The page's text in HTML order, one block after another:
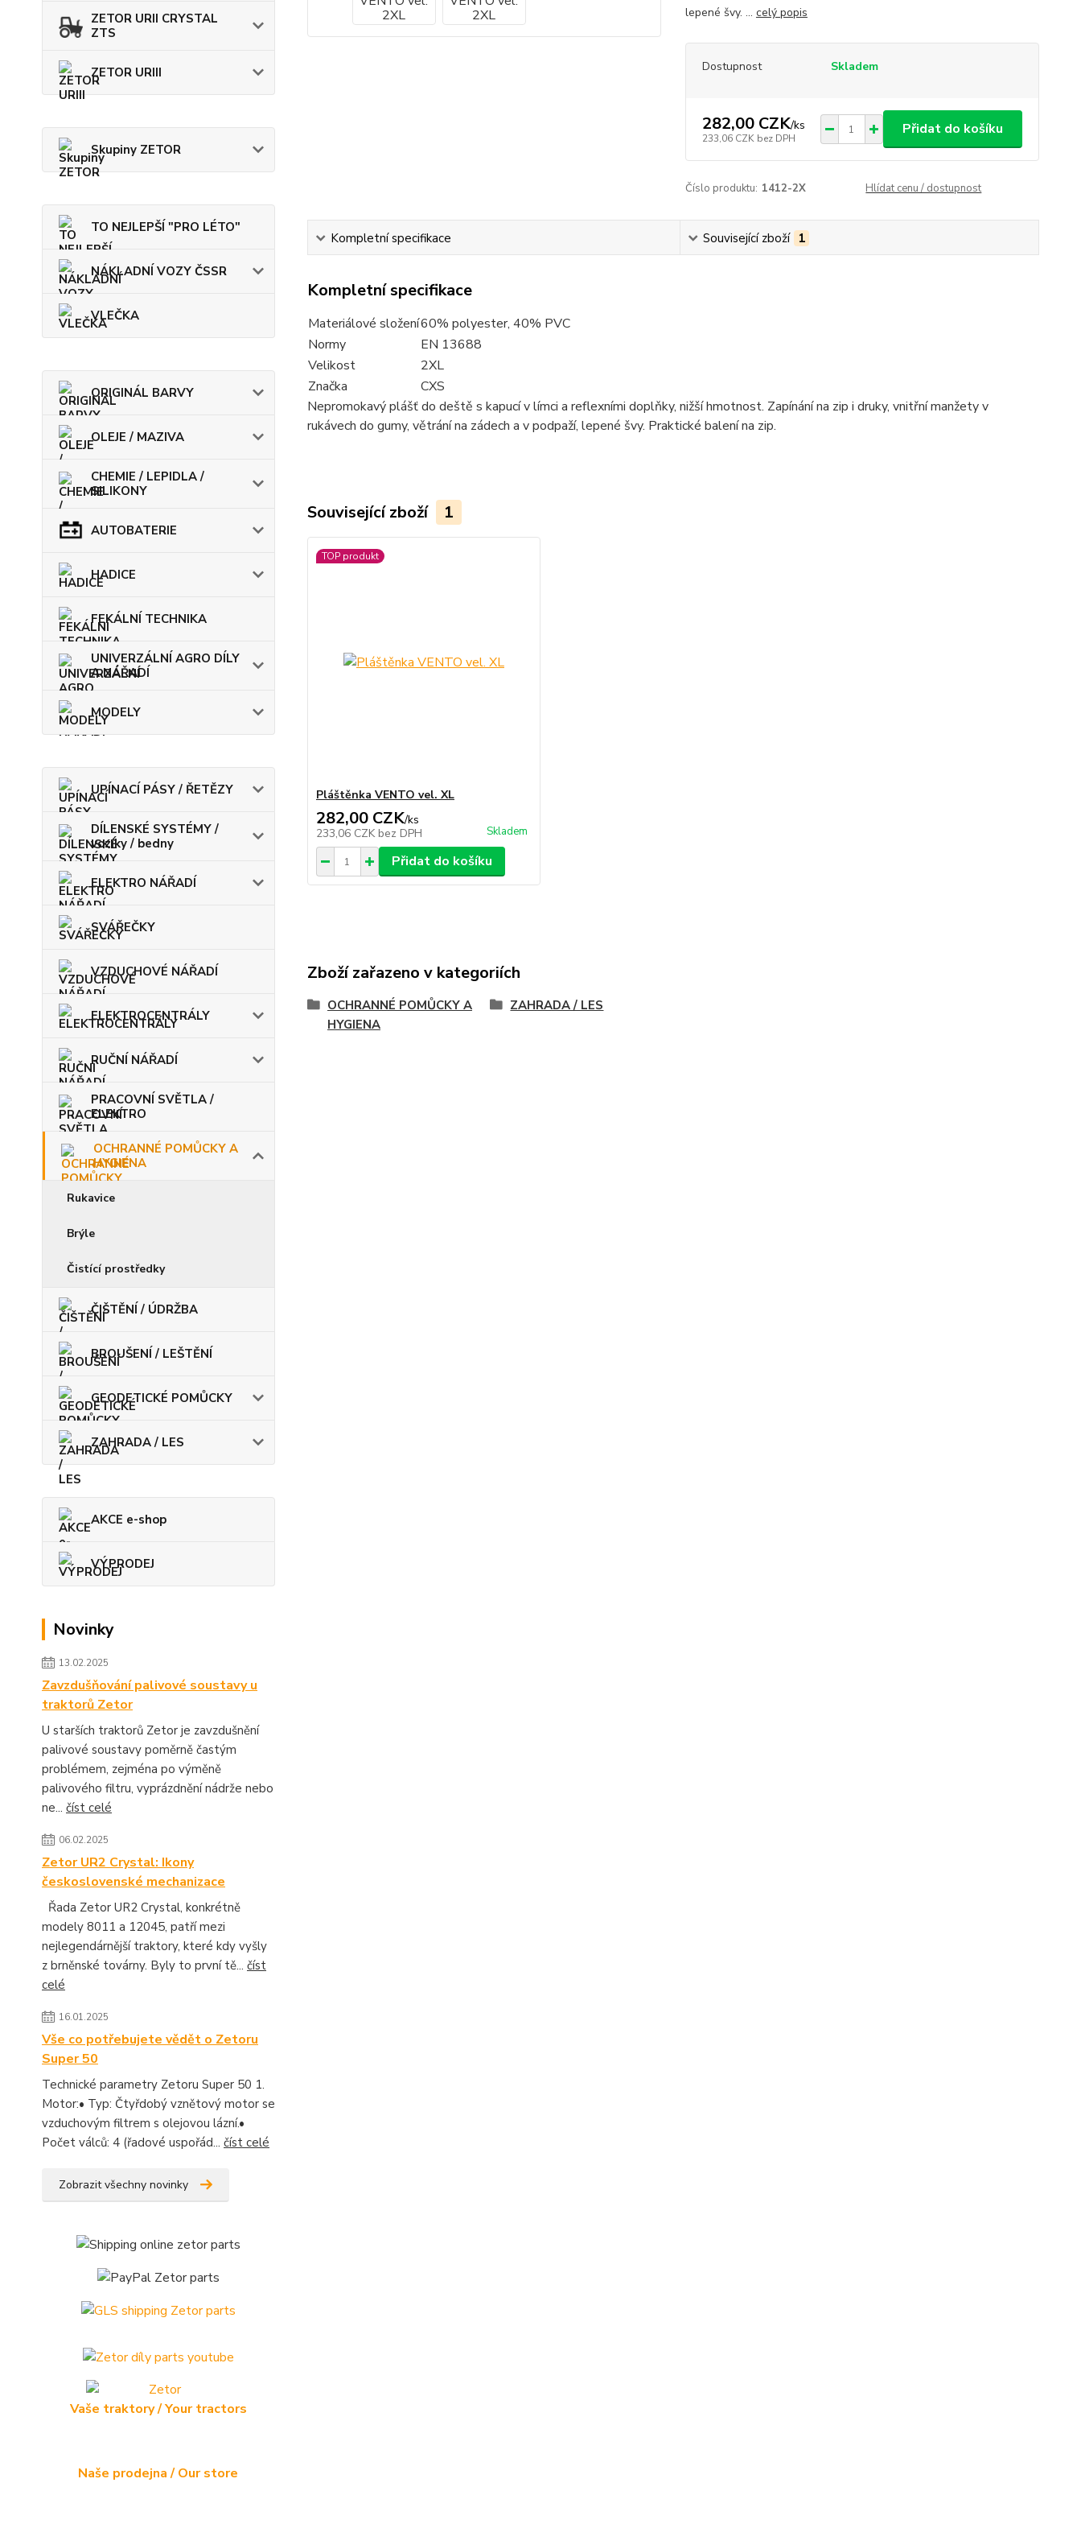
ZETOR URII CRYSTAL
ZTS
ZETOR URIII
Skupiny ZETOR
TO NEJLEPŠÍ "PRO LÉTO"
NÁKLADNÍ VOZY ČSSR
VLEČKA
ORIGINÁL BARVY
OLEJE / MAZIVA
CHEMIE / LEPIDLA /
SILIKONY
AUTOBATERIE
HADICE
FEKÁLNÍ TECHNIKA
UNIVERZÁLNÍ AGRO DÍLY
A NÁŘADÍ
MODELY
UPÍNACÍ PÁSY / ŘETĚZY
DÍLENSKÉ SYSTÉMY /
vozíky / bedny
ELEKTRO NÁŘADÍ
SVÁŘEČKY
VZDUCHOVÉ NÁŘADÍ
ELEKTROCENTRÁLY
RUČNÍ NÁŘADÍ
PRACOVNÍ SVĚTLA /
ELEKTRO
OCHRANNÉ POMŮCKY A
HYGIENA
Rukavice
Brýle
Čistící prostředky
ČIŠTĚNÍ / ÚDRŽBA
BROUŠENÍ / LEŠTĚNÍ
GEODETICKÉ POMŮCKY
ZAHRADA / LES
AKCE e-shop
VÝPRODEJ
Novinky
13.02.2025
Zavzdušňování palivové soustavy u
traktorů Zetor
U starších traktorů Zetor je zavzdušnění
palivové soustavy poměrně častým
problémem, zejména po výměně
palivového filtru, vyprázdnění nádrže nebo
ne... číst celé
06.02.2025
Zetor UR2 Crystal: Ikony
československé mechanizace
Řada Zetor UR2 Crystal, konkrétně
modely 8011 a 12045, patří mezi
nejlegendárnější traktory, které kdy vyšly
z brněnské továrny. Byly to první tě... číst
celé
16.01.2025
Vše co potřebujete vědět o Zetoru
Super 50
Technické parametry Zetoru Super 50 1.
Motor:• Typ: Čtyřdobý vznětový motor se
vzduchovým filtrem s olejovou lázní.•
Počet válců: 4 (řadové uspořád... číst celé
Zobrazit všechny novinky
Vaše traktory / Your tractors
Naše prodejna / Our store
lepené švy. ... celý popis
Dostupnost Skladem
282,00 CZK/ks
233,06 CZK bez DPH
Přidat do košíku
Číslo produktu: 1412-2X Hlídat cenu / dostupnost
Kompletní specifikace Související zboží 1
Kompletní specifikace
Materiálové složení60% polyester, 40% PVC
Normy
EN 13688
Velikost
2XL
Značka
CXS
Nepromokavý plášť do deště s kapucí v límci a reflexními doplňky, nižší hmotnost. Zapínání na zip i druky, vnitřní manžety v
rukávech do gumy, větrání na zádech a v podpaží, lepené švy. Praktické balení na zip.
Související zboží 1
TOP produkt
Pláštěnka VENTO vel. XL
282,00 CZK/ks
233,06 CZK bez DPH Skladem
Přidat do košíku
Zboží zařazeno v kategoriích
OCHRANNÉ POMŮCKY A
HYGIENA
ZAHRADA / LES